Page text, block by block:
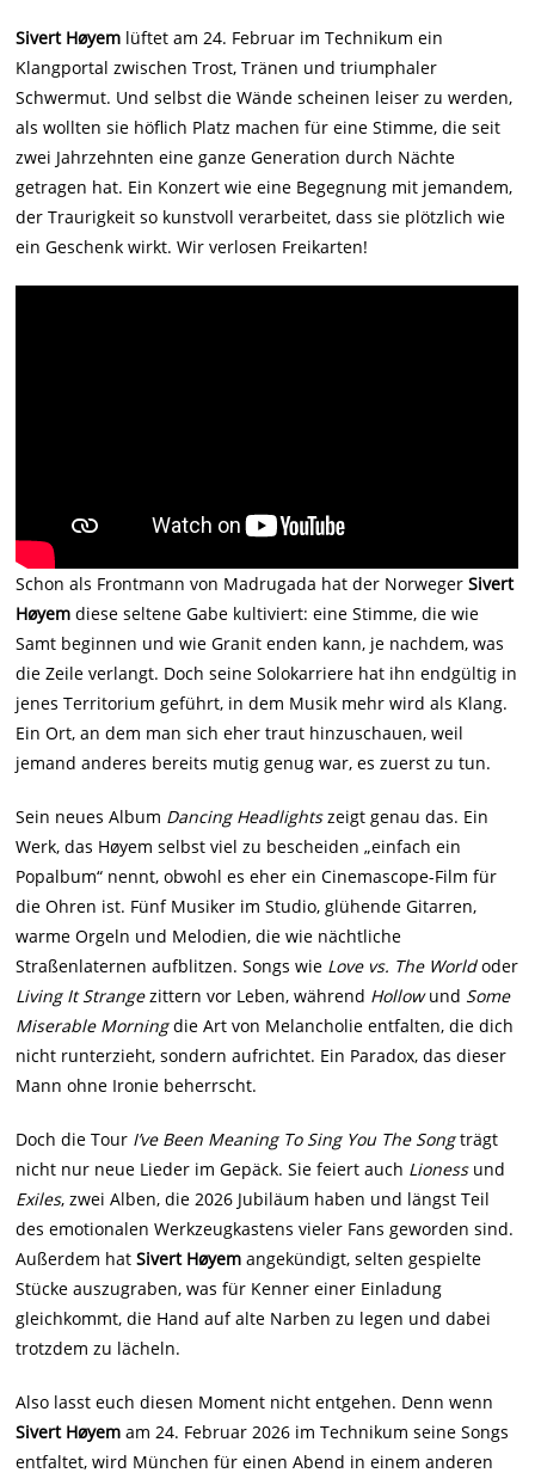
Sivert Høyem lüftet am 24. Februar im Technikum ein
Klangportal zwischen Trost, Tränen und triumphaler
Schwermut. Und selbst die Wände scheinen leiser zu werden,
als wollten sie höflich Platz machen für eine Stimme, die seit
zwei Jahrzehnten eine ganze Generation durch Nächte
getragen hat. Ein Konzert wie eine Begegnung mit jemandem,
der Traurigkeit so kunstvoll verarbeitet, dass sie plötzlich wie
ein Geschenk wirkt. Wir verlosen Freikarten!
Schon als Frontmann von Madrugada hat der NorwegerSivert
Høyem diese seltene Gabe kultiviert: eine Stimme, die wie
Samt beginnen und wie Granit enden kann, je nachdem, was
die Zeile verlangt. Doch seine Solokarriere hat ihn endgültig in
jenes Territorium geführt, in dem Musik mehr wird als Klang.
Ein Ort, an dem man sich eher traut hinzuschauen, weil
jemand anderes bereits mutig genug war, es zuerst zu tun.
Sein neues Album Dancing Headlightszeigt genau das. Ein
Werk, das Høyem selbst viel zu bescheiden „einfach ein
Popalbum“ nennt, obwohl es eher ein Cinemascope-Film für
die Ohren ist. Fünf Musiker im Studio, glühende Gitarren,
warme Orgeln und Melodien, die wie nächtliche
Straßenlaternen aufblitzen. Songs wie Love vs. The Worldoder
Living It Strangezittern vor Leben, während Hollowund Some
Miserable Morningdie Art von Melancholie entfalten, die dich
nicht runterzieht, sondern aufrichtet. Ein Paradox, das dieser
Mann ohne Ironie beherrscht.
Doch die Tour I’ve Been Meaning To Sing You The Songträgt
nicht nur neue Lieder im Gepäck. Sie feiert auch Lionessund
Exiles, zwei Alben, die 2026 Jubiläum haben und längst Teil
des emotionalen Werkzeugkastens vieler Fans geworden sind.
Außerdem hatSivert Høyem angekündigt, selten gespielte
Stücke auszugraben, was für Kenner einer Einladung
gleichkommt, die Hand auf alte Narben zu legen und dabei
trotzdem zu lächeln.
Also lasst euch diesen Moment nicht entgehen. Denn wenn
Sivert Høyem am 24. Februar 2026 im Technikum seine Songs
entfaltet, wird München für einen Abend in einem anderen